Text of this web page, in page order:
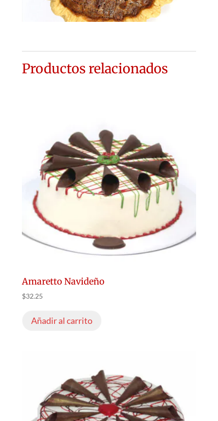
Productos relacionados
Amaretto Navideño
$32.25
Añadir al carrito